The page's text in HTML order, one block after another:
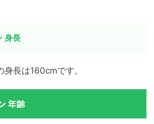
身長
長は160cmです。
年齢